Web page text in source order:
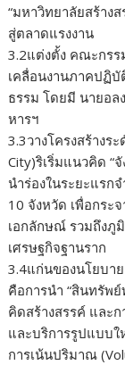
“มหาวิทยาลัยสร้าง
สู่ตลาดแรงงาน
3.2แต่งตั้ง คณะกรร
เคลื่อนงานภาคปฏิบั
ธรรม โดยมี นายอ
หารฯ
3.3วางโครงสร้าง
City)ริเริ่มแนวคิด “
นำร่องในระยะแรก
10 จังหวัด เพื่อกระ
เอกลักษณ์ รวมถึงภู
เศรษฐกิจฐานราก
3.4แก่นของนโยบาย
คือการนำ “สินทรัพ
คิดสร้างสรรค์ และ
และบริการรูปแบบใ
การเน้นปริมาณ